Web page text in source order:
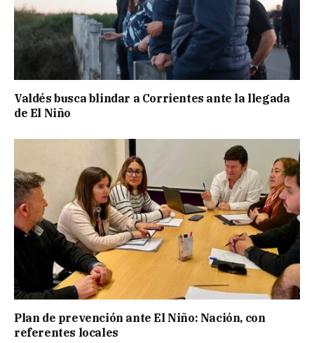
Valdés busca blindar a Corrientes ante la llegada
de El Niño
Plan de prevención ante El Niño: Nación, con
referentes locales